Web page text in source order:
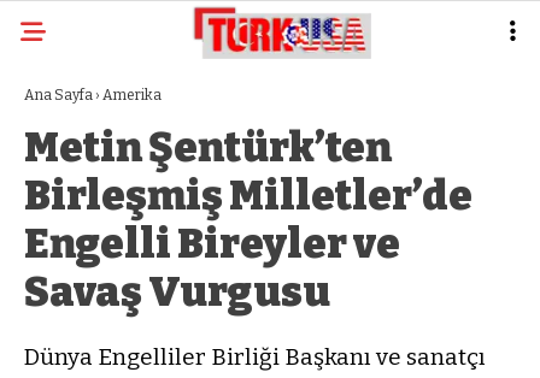
Ana Sayfa › Amerika
Metin Şentürk’ten
Birleşmiş Milletler’de
Engelli Bireyler ve
Savaş Vurgusu
Dünya Engelliler Birliği Başkanı ve sanatçı